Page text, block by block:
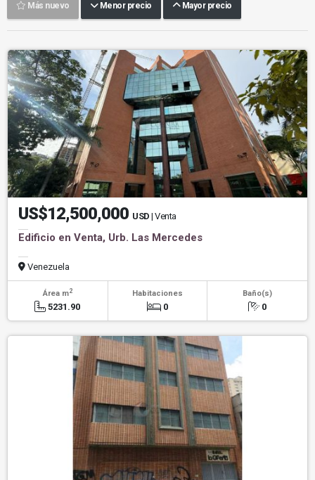
Más nuevo Menor precio Mayor precio
US$12,500,000 USD | Venta
Edificio en Venta, Urb. Las Mercedes
Venezuela
Área m2
5231.90
Habitaciones
0
Baño(s)
0